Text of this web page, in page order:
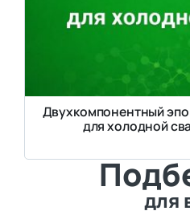
Двухкомпонентный
для холодной
для